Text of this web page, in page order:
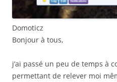
Domoticz
Bonjour à tous,
j’ai passé un peu de temps à
permettant de relever moi